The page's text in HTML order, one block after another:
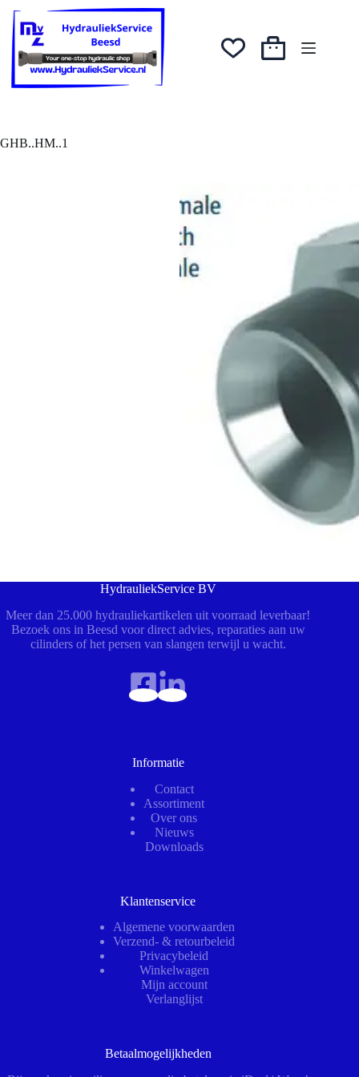
naar
inhoud
Winkelwagen
GHB..HM..1
HydrauliekService BV
Meer dan 25.000 hydrauliekartikelen uit voorraad leverbaar!
Bezoek ons in Beesd voor direct advies, reparaties aan uw
cilinders of het persen van slangen terwijl u wacht.
Informatie
Contact
Assortiment
Over ons
Nieuws
Downloads
Klantenservice
Algemene voorwaarden
Verzend- & retourbeleid
Privacybeleid
Winkelwagen
Mijn account
Verlanglijst
Betaalmogelijkheden